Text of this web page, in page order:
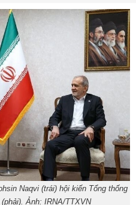
Naqvi (trái) hội kiến Tổng thống
Ảnh: IRNA/TTXVN